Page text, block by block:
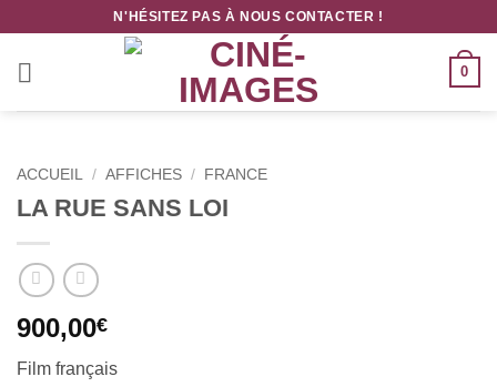
contenu
N'HÉSITEZ PAS À NOUS CONTACTER !
0
ACCUEIL / AFFICHES / FRANCE
LA RUE SANS LOI
900,00€
Film français